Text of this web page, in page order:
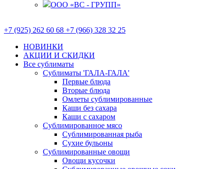
ООО «ВС - ГРУПП»
+7 (925) 262 60 68 +7 (966) 328 32 25
НОВИНКИ
АКЦИИ И СКИДКИ
Все сублиматы
Сублиматы 'ГАЛА-ГАЛА'
Первые блюда
Вторые блюда
Омлеты сублимированные
Каши без сахара
Каши с сахаром
Сублимированное мясо
Сублимированная рыба
Сухие бульоны
Сублимированные овощи
Овощи кусочки